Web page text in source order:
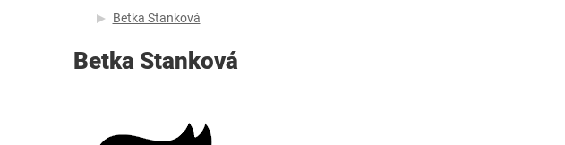
Betka Stanková
Betka Stanková